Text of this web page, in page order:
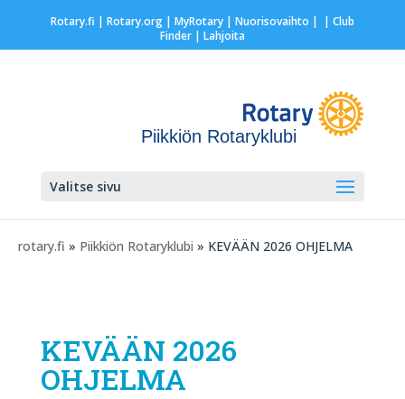
Rotary.fi | Rotary.org| MyRotary | Nuorisovaihto | | Club
Finder| Lahjoita
Piikkiön Rotaryklubi
Valitse sivu
rotary.fi » Piikkiön Rotaryklubi » KEVÄÄN 2026 OHJELMA
KEVÄÄN 2026
OHJELMA